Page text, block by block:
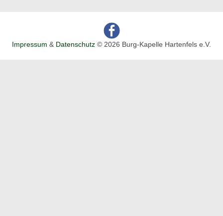
Impressum & Datenschutz © 2026 Burg-Kapelle Hartenfels e.V.